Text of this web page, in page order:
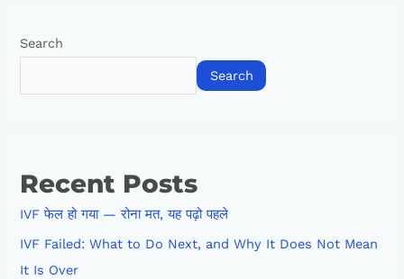
Search
Search
Recent Posts
IVF फेल हो गया — रोना मत, यह पढ़ो पहले
IVF Failed: What to Do Next, and Why It Does Not Mean
It Is Over